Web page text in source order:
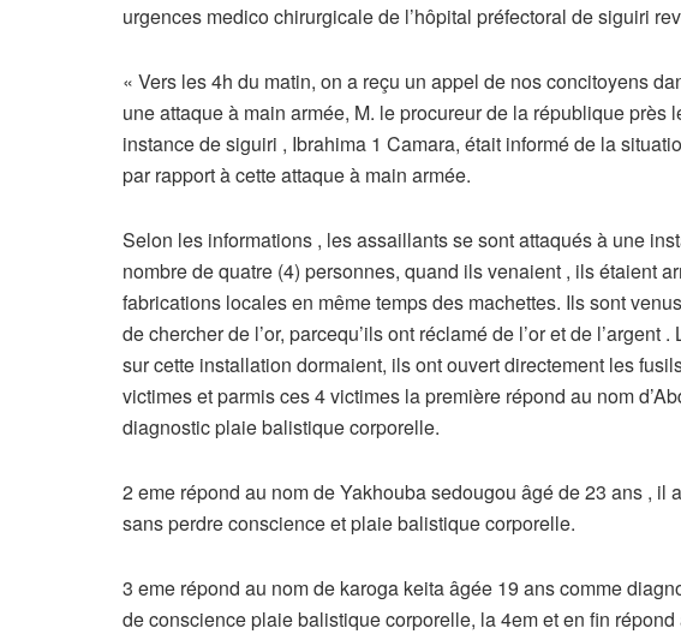
urgences medico chirurgicale de l’hôpital préfectoral de siguiri
« Vers les 4h du matin, on a reçu un appel de nos concitoyens
une attaque à main armée, M. le procureur de la république près
instance de siguiri , Ibrahima 1 Camara, était informé de la
par rapport à cette attaque à main armée.
Selon les informations , les assaillants se sont attaqués à une
nombre de quatre (4) personnes, quand ils venaient , ils étaient
fabrications locales en même temps des machettes. Ils sont
de chercher de l’or, parcequ’ils ont réclamé de l’or et de
sur cette installation dormaient, ils ont ouvert directement les
victimes et parmis ces 4 victimes la première répond au nom
diagnostic plaie balistique corporelle.
2 eme répond au nom de Yakhouba sedougou âgé de 23 ans , il
sans perdre conscience et plaie balistique corporelle.
3 eme répond au nom de karoga keita âgée 19 ans comme
de conscience plaie balistique corporelle, la 4em et en fin